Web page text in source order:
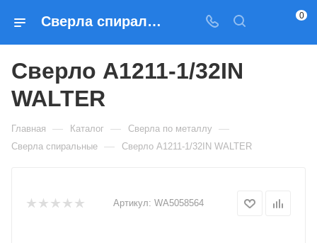
Сверла спиральные Сверло A1211-1/32IN WALTER — купить по выгодным ценам в Москве 0
Сверло A1211-1/32IN
WALTER
Главная — Каталог — Сверла по металлу —
Сверла спиральные — Сверло A1211-1/32IN WALTER
Артикул: WA5058564